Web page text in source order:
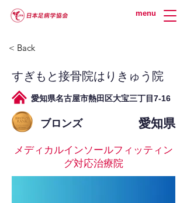
menu
< Back
すぎもと接骨院はりきゅう院
愛知県名古屋市熱田区大宝三丁目7-16
ブロンズ 愛知県
メディカルインソールフィッティン
グ対応治療院